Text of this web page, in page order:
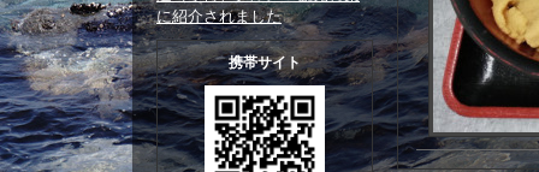
携帯サイト